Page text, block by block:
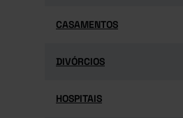
CASAMENTOS
CASAMENTOS
DIVÓRCIOS
DIVÓRCIOS
HOSPITAIS
HOSPITAIS